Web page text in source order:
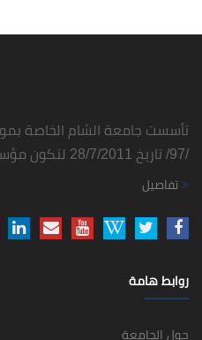
تأسست جامعة الشام الخاصة
/97/ تاريخ 28/7/2011 لتكون مؤسسة رائدة في التعليم العالي.
تفاصيل
روابط هامة
حول الجامعة